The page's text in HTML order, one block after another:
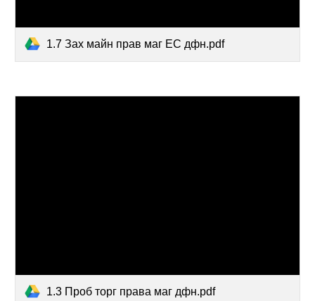
1.7 Зах майн прав маг ЕС дфн.pdf
1.3 Проб торг права маг дфн.pdf